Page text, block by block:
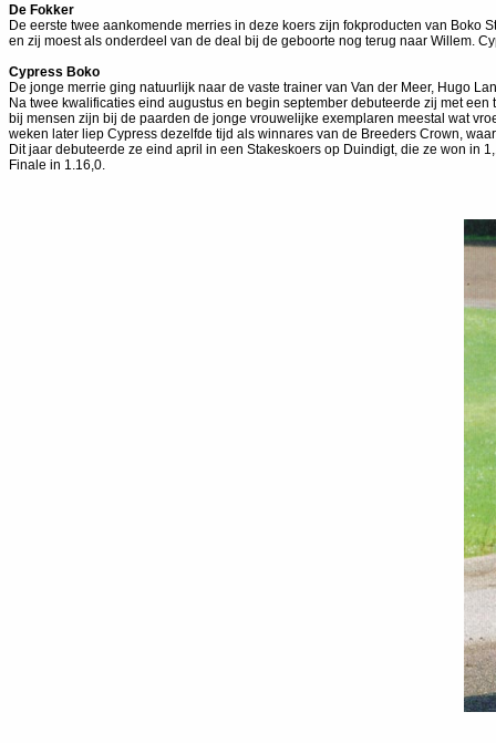
De Fokker
De eerste twee aankomende merries in deze koers zijn fokproducten van Boko
en zij moest als onderdeel van de deal bij de geboorte nog terug naar Willem.
Cypress Boko
De jonge merrie ging natuurlijk naar de vaste trainer van Van der Meer, Hugo
Na twee kwalificaties eind augustus en begin september debuteerde zij met
bij mensen zijn bij de paarden de jonge vrouwelijke exemplaren meestal wat
weken later liep Cypress dezelfde tijd als winnares van de Breeders Crown,
Dit jaar debuteerde ze eind april in een Stakeskoers op Duindigt, die ze won in
Finale in 1.16,0.